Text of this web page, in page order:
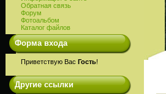
Обратная связь
Форум
Фотоальбом
Каталог файлов
Форма входа
Приветствую Вас Гость!
Другие ссылки